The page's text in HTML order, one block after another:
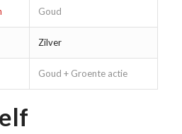
Goud
Zilver
Goud + Groente actie